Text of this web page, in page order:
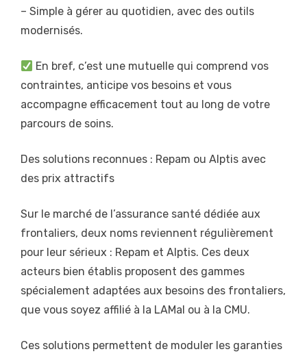
– Simple à gérer au quotidien, avec des outils
modernisés.
En bref, c’est une mutuelle qui comprend vos
contraintes, anticipe vos besoins et vous
accompagne efficacement tout au long de votre
parcours de soins.
Des solutions reconnues : Repam ou Alptis avec
des prix attractifs
Sur le marché de l’assurance santé dédiée aux
frontaliers, deux noms reviennent régulièrement
pour leur sérieux : Repam et Alptis. Ces deux
acteurs bien établis proposent des gammes
spécialement adaptées aux besoins des frontaliers,
que vous soyez affilié à la LAMal ou à la CMU.
Ces solutions permettent de moduler les garanties